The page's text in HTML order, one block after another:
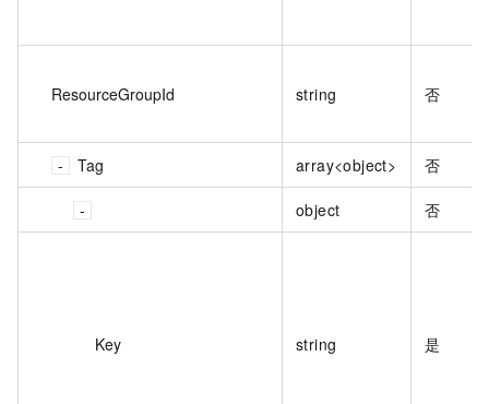
ResourceGroupId string 否
Tag array<object> 否
object 否
Key string 是